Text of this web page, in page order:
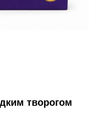
творогом